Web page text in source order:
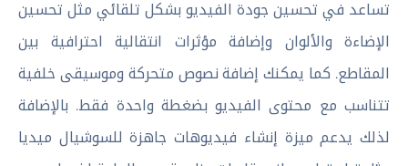
تساعد في تحسين جودة الفيديو بشكل تلقائي مثل تحسين
الإضاءة والألوان وإضافة مؤثرات انتقالية احترافية بين
المقاطع. كما يمكنك إضافة نصوص متحركة وموسيقى خلفية
تتناسب مع محتوى الفيديو بضغطة واحدة فقط. بالإضافة
لذلك يدعم ميزة إنشاء فيديوهات جاهزة للسوشيال ميديا